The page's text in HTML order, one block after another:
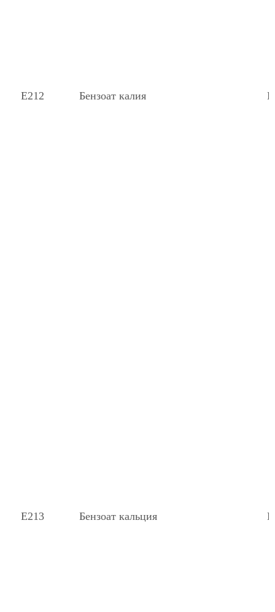
Е212 Бензоат калия
Е213 Бензоат кальция